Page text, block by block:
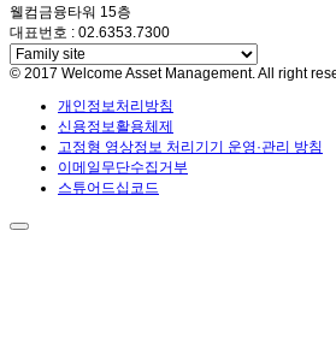
웰컴금융타워 15층
대표번호 : 02.6353.7300
© 2017 Welcome Asset Management. All right
개인정보처리방침
신용정보활용체제
고정형 영상정보 처리기기 운영·관리 방침
이메일무단수집거부
스튜어드십코드